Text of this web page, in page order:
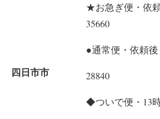
四日市市
★お急ぎ便・依
35660
●通常便・依頼後
28840
◆ついで便・13